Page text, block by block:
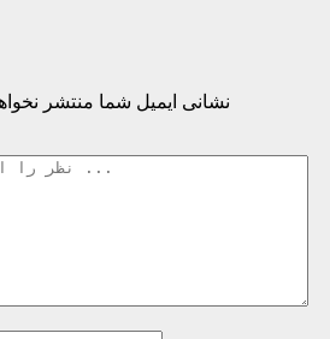
نشانی ایمیل شما منتشر